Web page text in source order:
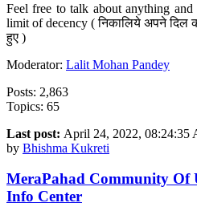
Feel free to talk about anything
limit of decency ( निकालिये अपने दिल
हुए )
Moderator: Lalit Mohan Pandey
Posts: 2,863
Topics: 65
Last post: April 24, 2022, 08:24:35
by Bhishma Kukreti
MeraPahad Community Of
Info Center